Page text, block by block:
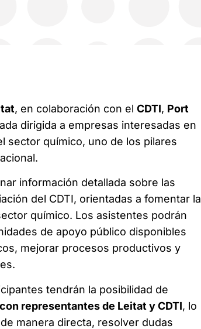
, en colaboración con el CDTI, Port
dirigida a empresas interesadas en
sector químico, uno de los pilares
información detallada sobre las
del CDTI, orientadas a fomentar la
químico. Los asistentes podrán
de apoyo público disponibles
mejorar procesos productivos y
tendrán la posibilidad de
representantes de Leitat y CDTI, lo
manera directa, resolver dudas